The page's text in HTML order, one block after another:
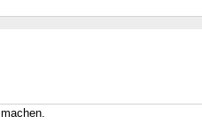
machen.